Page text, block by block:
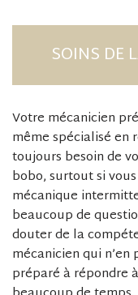
SOINS DE
Votre mécanicien
même spécialisé en
toujours besoin de
bobo, surtout si
mécanique
beaucoup de
douter de la
mécanicien qui n’en
préparé à répondre